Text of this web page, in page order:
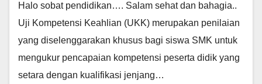
Halo sobat pendidikan…. Salam sehat dan bahagia..
Uji Kompetensi Keahlian (UKK) merupakan penilaian
yang diselenggarakan khusus bagi siswa SMK untuk
mengukur pencapaian kompetensi peserta didik yang
setara dengan kualifikasi jenjang…